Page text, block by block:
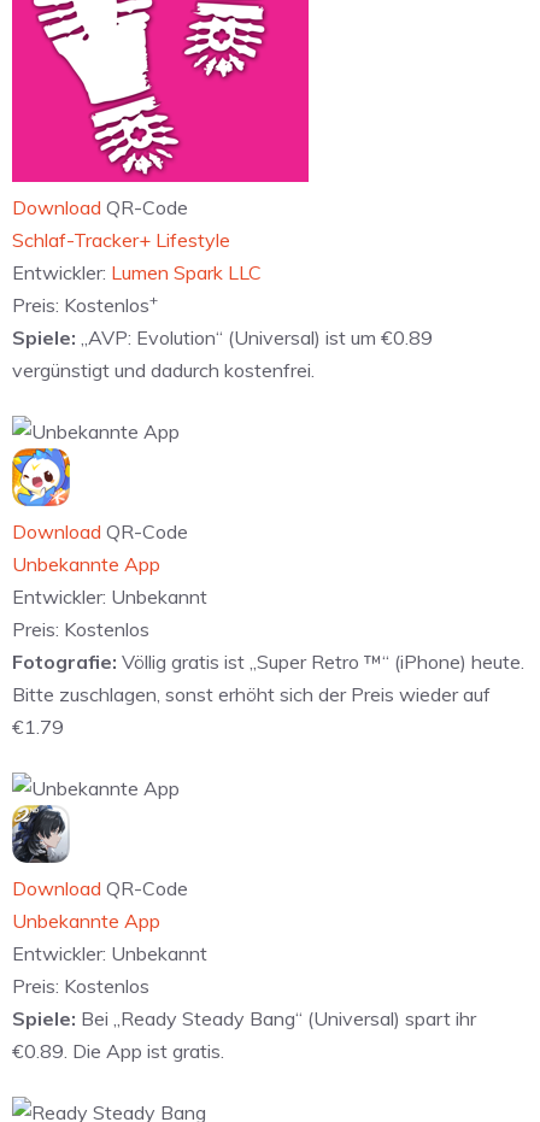
Download QR-Code
‎Schlaf-Tracker+ Lifestyle
Entwickler: Lumen Spark LLC
Preis: Kostenlos+
Spiele: „AVP: Evolution“ (Universal) ist um €0.89
vergünstigt und dadurch kostenfrei.
Download QR-Code
Unbekannte App
Entwickler: Unbekannt
Preis: Kostenlos
Fotografie: Völlig gratis ist „Super Retro ™“ (iPhone) heute.
Bitte zuschlagen, sonst erhöht sich der Preis wieder auf
€1.79
Download QR-Code
Unbekannte App
Entwickler: Unbekannt
Preis: Kostenlos
Spiele: Bei „Ready Steady Bang“ (Universal) spart ihr
€0.89. Die App ist gratis.